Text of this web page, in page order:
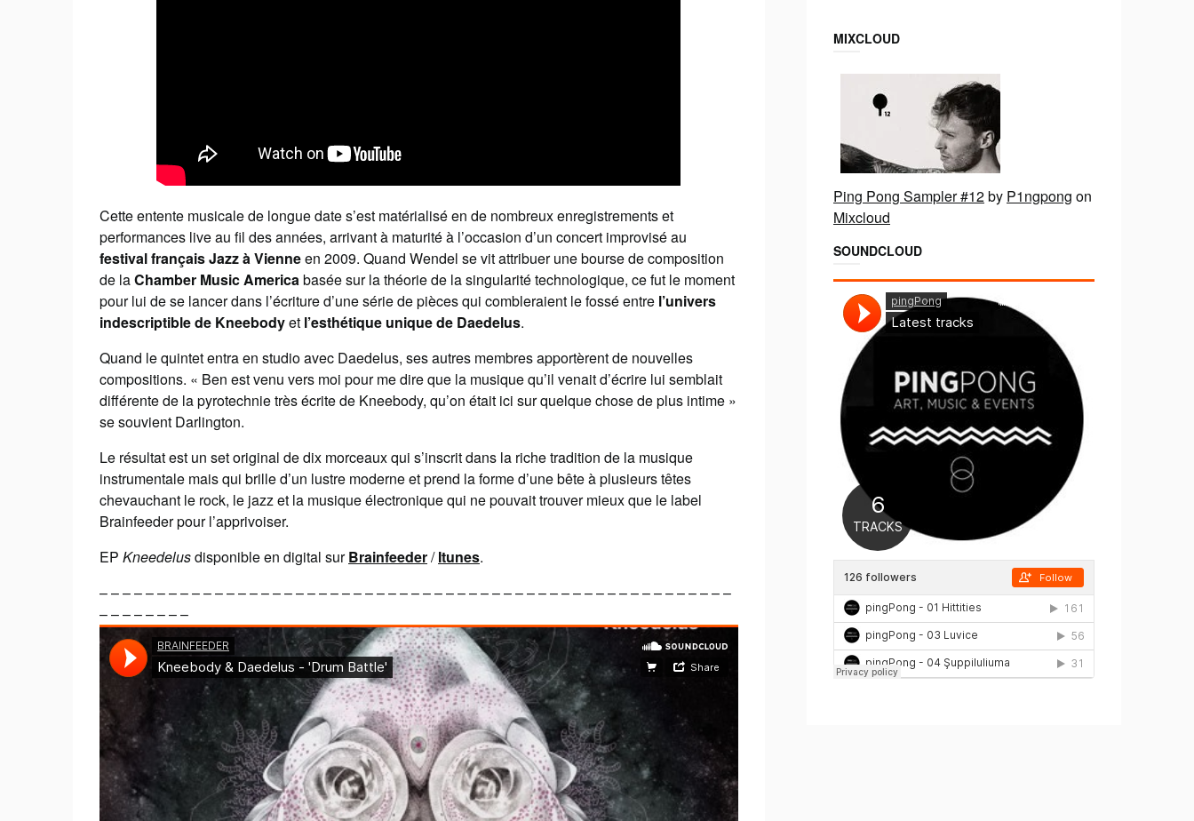
Cette entente musicale de longue date s’est matérialisé en de nombreux enregistrements et
performances live au fil des années, arrivant à maturité à l’occasion d’un concert improvisé au
festival français Jazz à Vienneen 2009. Quand Wendel se vit attribuer une bourse de composition
de laChamber Music Americabasée sur la théorie de la singularité technologique, ce fut le moment
pour lui de se lancer dans l’écriture d’une série de pièces qui combleraient le fossé entre l’univers
indescriptible de Kneebodyet l’esthétique unique de Daedelus.
Quand le quintet entra en studio avec Daedelus, ses autres membres apportèrent de nouvelles
compositions. « Ben est venu vers moi pour me dire que la musique qu’il venait d’écrire lui semblait
différente de la pyrotechnie très écrite de Kneebody, qu’on était ici sur quelque chose de plus intime »
se souvient Darlington.
Le résultat est un set original de dix morceaux qui s’inscrit dans la riche tradition de la musique
instrumentale mais qui brille d’un lustre moderne et prend la forme d’une bête à plusieurs têtes
chevauchant le rock, le jazz et la musique électronique qui ne pouvait trouver mieux que le label
Brainfeeder pour l’apprivoiser.
EP Kneedelusdisponible en digital surBrainfeeder/Itunes.
– – – – – – – – – – – – – – – – – – – – – – – – – – – – – – – – – – – – – – – – – – – – – – – – – – – – – – –
– – – – – – – –
MIXCLOUD
Ping Pong Sampler #12by P1ngpong on
Mixcloud
SOUNDCLOUD